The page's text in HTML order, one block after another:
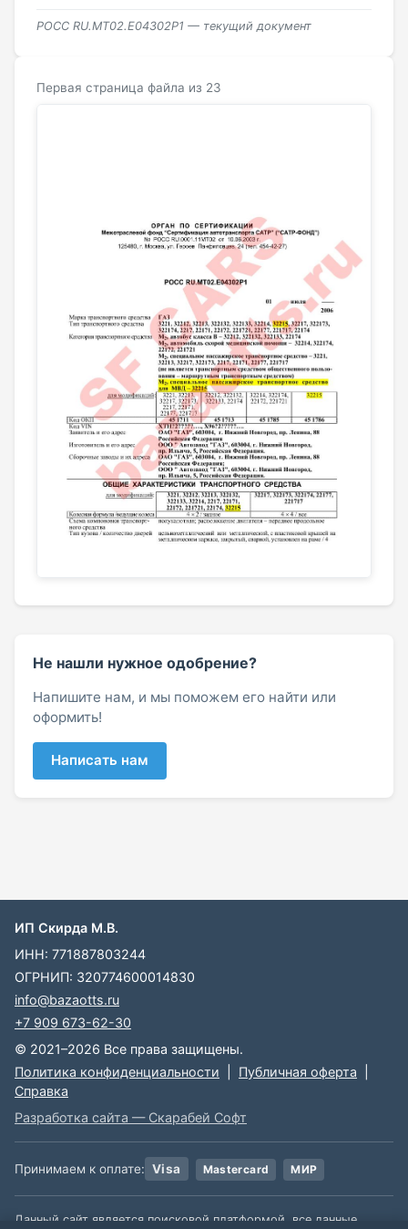
РОСС RU.МТ02.E04302Р1 — текущий документ
Первая страница файла из 23
Не нашли нужное одобрение?
Напишите нам, и мы поможем его найти или
оформить!
Написать нам
ИП Скирда М.В.
ИНН: 771887803244
ОГРНИП: 320774600014830
info@bazaotts.ru
+7 909 673-62-30
© 2021–2026 Все права защищены.
Политика конфиденциальности
Публичная оферта
Справка
Разработка сайта — Скарабей Софт
Принимаем к оплате: Visa Mastercard МИР
Данный сайт является поисковой платформой, все данные,